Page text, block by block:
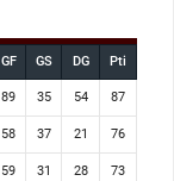
GF GS DG Pti
89 35 54 87
58 37 21 76
59 31 28 73